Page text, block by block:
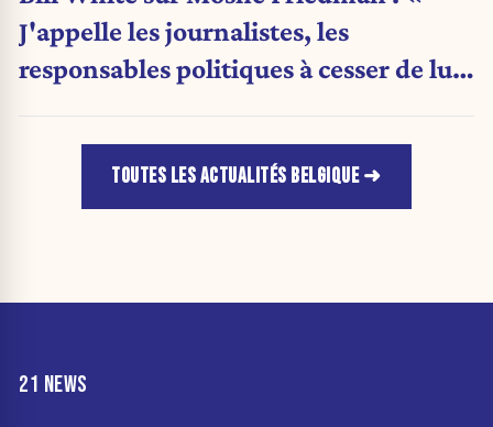
J'appelle les journalistes, les
responsables politiques à cesser de lui
TOUTES LES ACTUALITÉS BELGIQUE
21 NEWS